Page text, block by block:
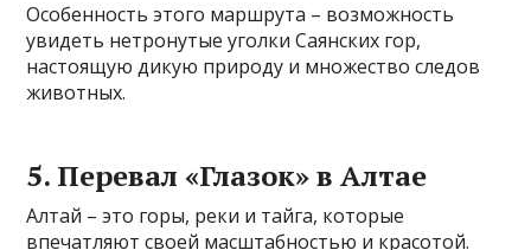
Особенность этого маршрута – возможность
увидеть нетронутые уголки Саянских гор,
настоящую дикую природу и множество следов
животных.
5. Перевал «Глазок» в Алтае
Алтай – это горы, реки и тайга, которые
впечатляют своей масштабностью и красотой.